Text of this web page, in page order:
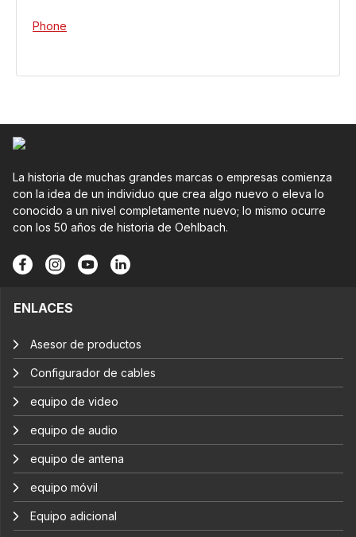
Phone
La historia de muchas grandes marcas o empresas comienza
con la idea de un individuo que crea algo nuevo o eleva lo
conocido a un nivel completamente nuevo; lo mismo ocurre
con los 50 años de historia de Oehlbach.
ENLACES
Asesor de productos
Configurador de cables
equipo de video
equipo de audio
equipo de antena
equipo móvil
Equipo adicional